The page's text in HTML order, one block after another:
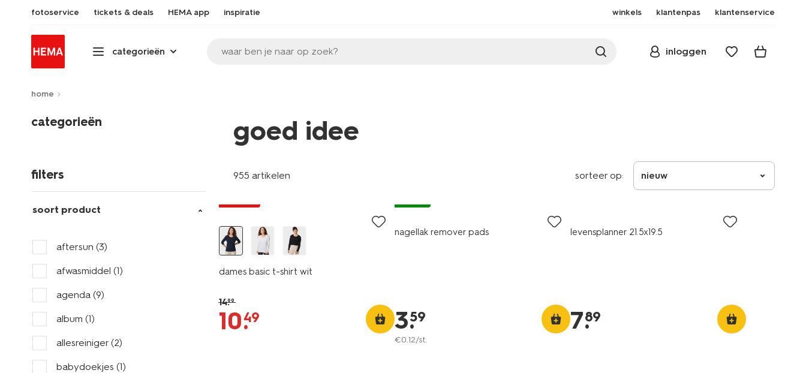
fotoservice tickets & deals HEMA app inspiratie winkels klantenpas klantenservice
categorieën waar ben je naar op zoek? inloggen
home
categorieën
filters
soort product
aftersun (3)
afwasmiddel (1)
agenda (9)
album (1)
allesreiniger (2)
babydoekjes (1)
goed idee
955 artikelen sorteer op: nieuw
essential
dames basic t-shirt wit
14.99
10.
49
nagellak remover pads
3.
59
€0.12/st.
levensplanner 21.5x19.5
7.
89